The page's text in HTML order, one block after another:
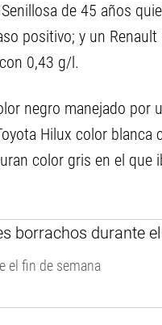
de 45 años
positivo; y un
0,43 g/l.
negro manejado por
Hilux color blanca
color gris en el que
el fin de semana